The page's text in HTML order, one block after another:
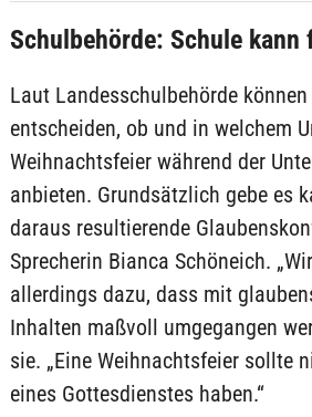
Schulbehörde: Schule kann
Laut Landesschulbehörde
entscheiden, ob und in welchem
Weihnachtsfeier während der
anbieten. Grundsätzlich gebe es
daraus resultierende
Sprecherin Bianca Schöneich.
allerdings dazu, dass mit
Inhalten maßvoll umgegangen
sie. „Eine Weihnachtsfeier sollte
eines Gottesdienstes haben.“